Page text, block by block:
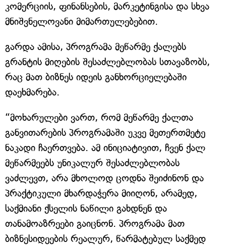
კომერციის, ფინანსების, მარკეტინგისა და სხვა
მნიშვნელოვანი მიმართულებებით.
გარდა ამისა, პროგრამა მეწარმე ქალებს
გრანტის მიღების შესაძლებლობას სთავაზობს,
რაც მათ ბიზნეს იდეის განხორციელებაში
დაეხმარება.
“მოხარულები ვართ, რომ მეწარმე ქალთა
განვითარების პროგრამაში უკვე მეთერთმეტე
ნაკადი ჩაერთვება. ამ ინიციატივით, ჩვენ ქალ
მეწარმეებს უნიკალურ შესაძლებლობას
ვაძლევთ, არა მხოლოდ ცოდნა შეიძინონ და
პრაქტიკული მხარდაჭერა მიიღონ, არამედ,
საქმიანი ქსელის ნაწილი გახდნენ და
თანამოაზრეები გაიცნონ. პროგრამა მათ
ბიზნესიდეების რეალურ, წარმატებულ საქმედ